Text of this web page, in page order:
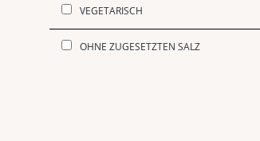
VEGETARISCH
OHNE ZUGESETZTEN SALZ